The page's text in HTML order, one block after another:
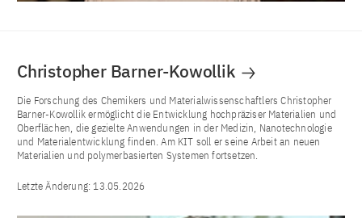
Christopher Barner-Kowollik
Die Forschung des Chemikers und Materialwissenschaftlers Christopher
Barner-Kowollik ermöglicht die Entwicklung hochpräziser Materialien und
Oberflächen, die gezielte Anwendungen in der Medizin, Nanotechnologie
und Materialentwicklung finden. Am KIT soll er seine Arbeit an neuen
Materialien und polymerbasierten Systemen fortsetzen.
Letzte Änderung:13.05.2026